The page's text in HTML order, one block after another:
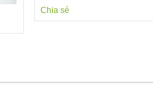
Chia sẻ